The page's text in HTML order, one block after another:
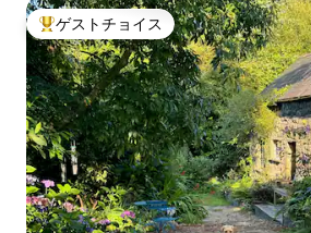
大好評のゲストチョイスです。
ゲストチョイス